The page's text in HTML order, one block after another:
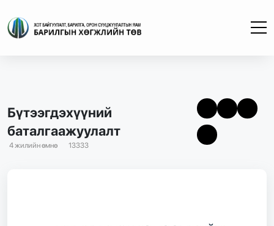
Бүтээгдэхүүний
баталгаажуулалт
4 жилийн өмнө 13333